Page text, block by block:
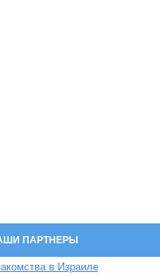
ПАРТНЕРЫ
в Израиле